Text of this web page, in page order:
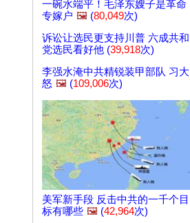
一碗水端平！毛泽东嫂子是革命
专嫁户 🖼️ (80,049次)
诉讼让选民更支持川普 六成共和
党选民看好他 (39,918次)
李强水淹中共精锐装甲部队 习大
怒 🖼️ (109,006次)
美军新手段 反击中共的一千个目
标有哪些 🖼️ (42,964次)